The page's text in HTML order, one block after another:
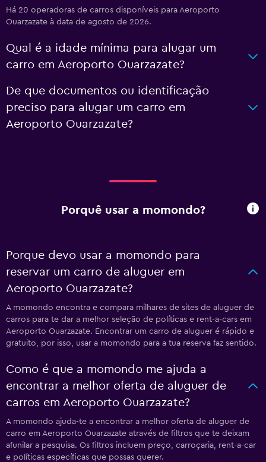
Há 20 operadoras de carros disponíveis para Aeroporto
Ouarzazate à data de agosto de 2026.
Qual é a idade mínima para alugar um
carro em Aeroporto Ouarzazate?
De que documentos ou identificação
preciso para alugar um carro em
Aeroporto Ouarzazate?
Porquê usar a momondo?
Porque devo usar a momondo para
reservar um carro de aluguer em
Aeroporto Ouarzazate?
A momondo encontra e compara milhares de sites de aluguer de
carros para te dar a melhor seleção de políticas e rent-a-cars em
Aeroporto Ouarzazate. Encontrar um carro de aluguer é rápido e
gratuito, por isso, usar a momondo para a tua reserva faz sentido.
Como é que a momondo me ajuda a
encontrar a melhor oferta de aluguer de
carros em Aeroporto Ouarzazate?
A momondo ajuda-te a encontrar a melhor oferta de aluguer de
carro em Aeroporto Ouarzazate através de filtros que te deixam
afunilar a pesquisa. Os filtros incluem preço, carroçaria, rent-a-car
e políticas específicas que possas querer.